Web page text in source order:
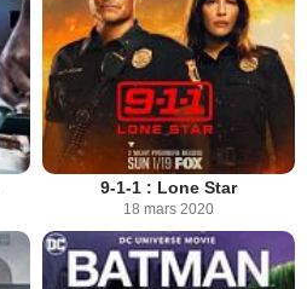
9-1-1 : Lone Star
18 mars 2020